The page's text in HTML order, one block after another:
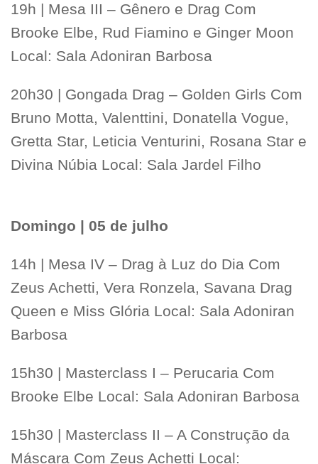
19h | Mesa III – Gênero e Drag Com
Brooke Elbe, Rud Fiamino e Ginger Moon
Local: Sala Adoniran Barbosa
20h30 | Gongada Drag – Golden Girls Com
Bruno Motta, Valenttini, Donatella Vogue,
Gretta Star, Leticia Venturini, Rosana Star e
Divina Núbia Local: Sala Jardel Filho
Domingo | 05 de julho
14h | Mesa IV – Drag à Luz do Dia Com
Zeus Achetti, Vera Ronzela, Savana Drag
Queen e Miss Glória Local: Sala Adoniran
Barbosa
15h30 | Masterclass I – Perucaria Com
Brooke Elbe Local: Sala Adoniran Barbosa
15h30 | Masterclass II – A Construção da
Máscara Com Zeus Achetti Local: